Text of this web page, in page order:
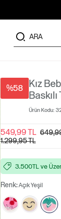
%58
Kız
Ürün Kodu:
549,99 TL
1.299,95 TL
3.500TL ve
Renk:Açık Yeşil